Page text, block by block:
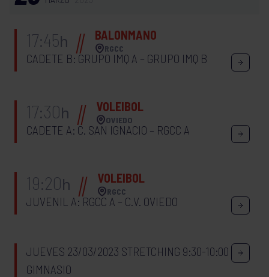
17:45h BALONMANO
RGCC
CADETE B: GRUPO IMQ A – GRUPO IMQ B
17:30h VOLEIBOL
OVIEDO
CADETE A: C. SAN IGNACIO – RGCC A
19:20h VOLEIBOL
RGCC
JUVENIL A: RGCC A – C.V. OVIEDO
JUEVES 23/03/2023 STRETCHING 9:30-10:00
GIMNASIO